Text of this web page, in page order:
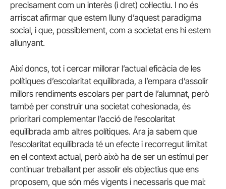
precisament com un interès (i dret) col·lectiu. I no és
arriscat afirmar que estem lluny d’aquest paradigma
social, i que, possiblement, com a societat ens hi estem
allunyant.
Així doncs, tot i cercar millorar l’actual eficàcia de les
polítiques d’escolaritat equilibrada, a l’empara d’assolir
millors rendiments escolars per part de l’alumnat, però
també per construir una societat cohesionada, és
prioritari complementar l’acció de l’escolaritat
equilibrada amb altres polítiques. Ara ja sabem que
l’escolaritat equilibrada té un efecte i recorregut limitat
en el context actual, però això ha de ser un estímul per
continuar treballant per assolir els objectius que ens
proposem, que són més vigents i necessaris que mai: